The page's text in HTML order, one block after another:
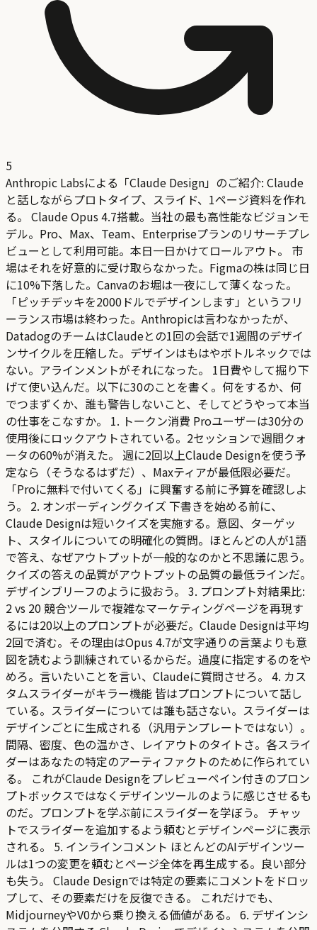
5
Anthropic Labsによる「Claude Design」のご紹介: Claude
と話しながらプロトタイプ、スライド、1ページ資料を作れ
る。 Claude Opus 4.7搭載。当社の最も高性能なビジョンモ
デル。Pro、Max、Team、Enterpriseプランのリサーチプレ
ビューとして利用可能。本日一日かけてロールアウト。 市
場はそれを好意的に受け取らなかった。Figmaの株は同じ日
に10%下落した。Canvaのお堀は一夜にして薄くなった。
「ピッチデッキを2000ドルでデザインします」というフリ
ーランス市場は終わった。Anthropicは言わなかったが、
DatadogのチームはClaudeとの1回の会話で1週間のデザイ
ンサイクルを圧縮した。デザインはもはやボトルネックでは
ない。アラインメントがそれになった。 1日費やして掘り下
げて使い込んだ。以下に30のことを書く。何をするか、何
でつまずくか、誰も警告しないこと、そしてどうやって本当
の仕事をこなすか。 1. トークン消費 Proユーザーは30分の
使用後にロックアウトされている。2セッションで週間クォ
ータの60%が消えた。 週に2回以上Claude Designを使う予
定なら（そうなるはずだ）、Maxティアが最低限必要だ。
「Proに無料で付いてくる」に興奮する前に予算を確認しよ
う。 2. オンボーディングクイズ 下書きを始める前に、
Claude Designは短いクイズを実施する。意図、ターゲッ
ト、スタイルについての明確化の質問。ほとんどの人が1語
で答え、なぜアウトプットが一般的なのかと不思議に思う。
クイズの答えの品質がアウトプットの品質の最低ラインだ。
デザインブリーフのように扱おう。 3. プロンプト対結果比:
2 vs 20 競合ツールで複雑なマーケティングページを再現す
るには20以上のプロンプトが必要だ。Claude Designは平均
2回で済む。その理由はOpus 4.7が文字通りの言葉よりも意
図を読むよう訓練されているからだ。過度に指定するのをや
めろ。言いたいことを言い、Claudeに質問させろ。 4. カス
タムスライダーがキラー機能 皆はプロンプトについて話し
ている。スライダーについては誰も話さない。スライダーは
デザインごとに生成される（汎用テンプレートではない）。
間隔、密度、色の温かさ、レイアウトのタイトさ。各スライ
ダーはあなたの特定のアーティファクトのために作られてい
る。 これがClaude Designをプレビューペイン付きのプロン
プトボックスではなくデザインツールのように感じさせるも
のだ。プロンプトを学ぶ前にスライダーを学ぼう。 チャッ
トでスライダーを追加するよう頼むとデザインページに表示
される。 5. インラインコメント ほとんどのAIデザインツー
ルは1つの変更を頼むとページ全体を再生成する。良い部分
も失う。 Claude Designでは特定の要素にコメントをドロッ
プして、その要素だけを反復できる。 これだけでも、
MidjourneyやV0から乗り換える価値がある。 6. デザインシ